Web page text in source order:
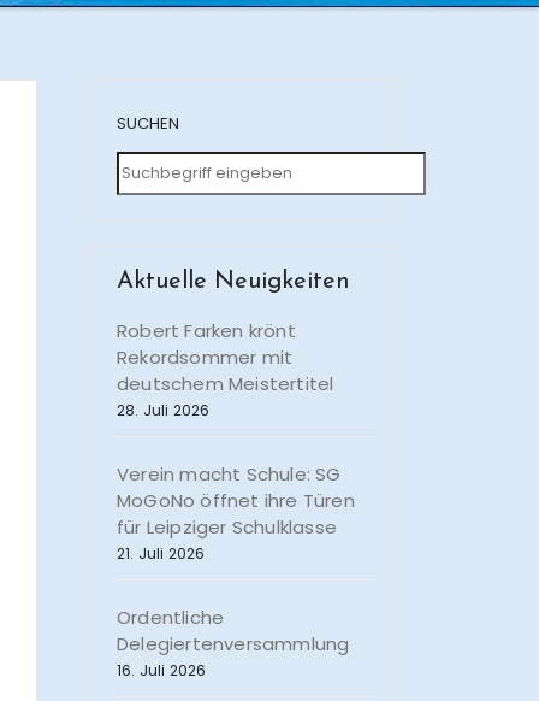
SUCHEN
Aktuelle Neuigkeiten
Robert Farken krönt
Rekordsommer mit
deutschem Meistertitel
28. Juli 2026
Verein macht Schule: SG
MoGoNo öffnet ihre Türen
für Leipziger Schulklasse
21. Juli 2026
Ordentliche
Delegiertenversammlung
16. Juli 2026